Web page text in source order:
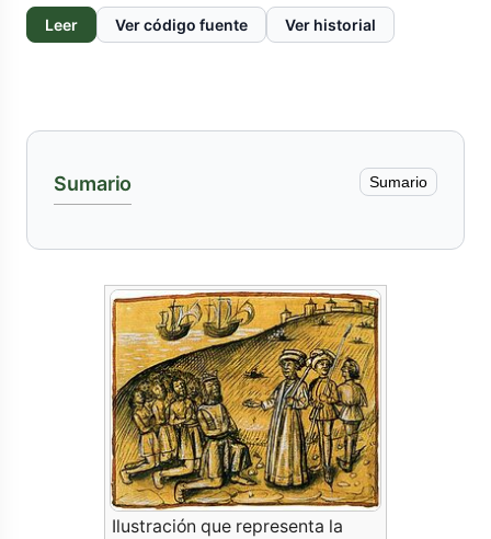
Leer Ver código fuente Ver historial
Sumario Sumario
Ilustración que representa la